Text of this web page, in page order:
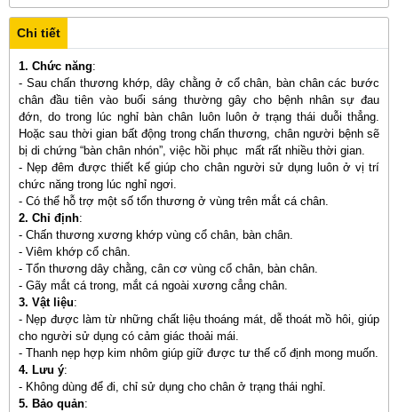
Chi tiết
1. Chức năng:
- Sau chấn thương khớp, dây chằng ở cổ chân, bàn chân các bước
chân đầu tiên vào buổi sáng thường gây cho bệnh nhân sự đau
đớn, do trong lúc nghỉ bàn chân luôn luôn ở trạng thái duỗi thẳng.
Hoặc sau thời gian bất động trong chấn thương, chân người bệnh sẽ
bị di chứng “bàn chân nhón”, việc hồi phục mất rất nhiều thời gian.
- Nẹp đêm được thiết kế giúp cho chân người sử dụng luôn ở vị trí
chức năng trong lúc nghỉ ngơi.
- Có thể hỗ trợ một số tổn thương ở vùng trên mắt cá chân.
2. Chỉ định:
- Chấn thương xương khớp vùng cổ chân, bàn chân.
- Viêm khớp cổ chân.
- Tổn thương dây chằng, cân cơ vùng cổ chân, bàn chân.
- Gãy mắt cá trong, mắt cá ngoài xương cẳng chân.
3. Vật liệu:
- Nẹp được làm từ những chất liệu thoáng mát, dễ thoát mồ hôi, giúp
cho người sử dụng có cảm giác thoải mái.
- Thanh nẹp hợp kim nhôm giúp giữ được tư thế cố định mong muốn.
4. Lưu ý:
- Không dùng để đi, chỉ sử dụng cho chân ở trạng thái nghỉ.
5. Bảo quản: